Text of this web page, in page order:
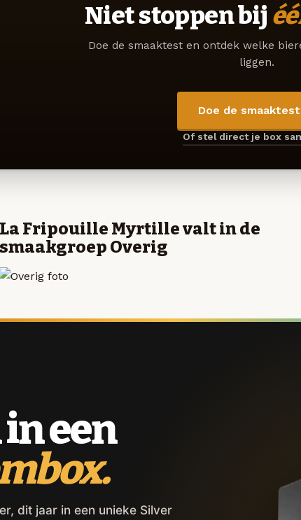
Niet stoppen bij
Doe de smaaktest en ontdek welke
liggen.
Doe de
Of stel direct je box
La Fripouille Myrtille valt in de
smaakgroep Overig
een
dit jaar in een unieke Silver